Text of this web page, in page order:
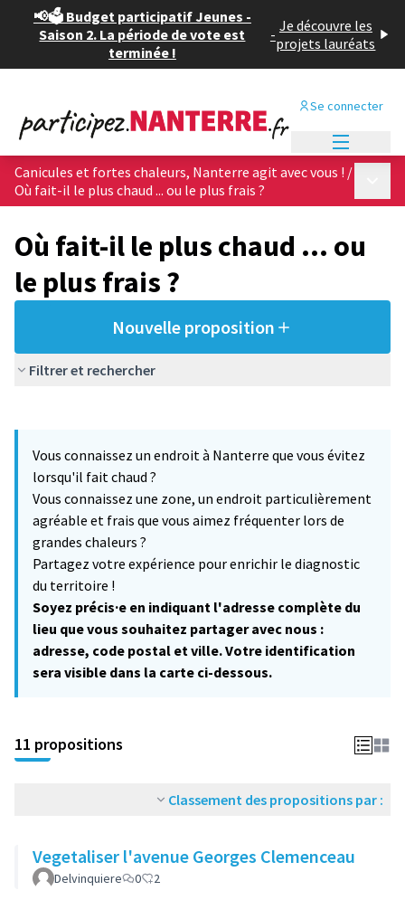
📢🗳️ Budget participatif Jeunes -
Saison 2. La période de vote est
terminée !
- Je découvre les
projets lauréats
Se connecter
Canicules et fortes chaleurs, Nanterre agit avec vous ! /
Où fait-il le plus chaud ... ou le plus frais ?
Où fait-il le plus chaud ... ou
le plus frais ?
Nouvelle proposition
Filtrer et rechercher
−
Vous connaissez un endroit à Nanterre que vous évitez
lorsqu'il fait chaud ?
Vous connaissez une zone, un endroit particulièrement
agréable et frais que vous aimez fréquenter lors de
grandes chaleurs ?
Partagez votre expérience pour enrichir le diagnostic
du territoire !
Soyez précis·e en indiquant l'adresse complète du
lieu que vous souhaitez partager avec nous :
adresse, code postal et ville. Votre identification
sera visible dans la carte ci-dessous.
11 propositions
Classement des propositions par :
Vegetaliser l'avenue Georges Clemenceau
Delvinquiere 0 2